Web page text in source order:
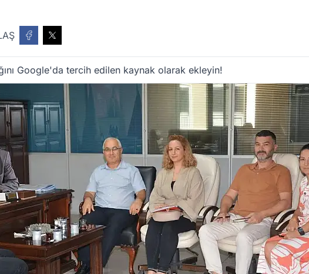
Google'da tercih edilen kaynak olarak ekleyin!